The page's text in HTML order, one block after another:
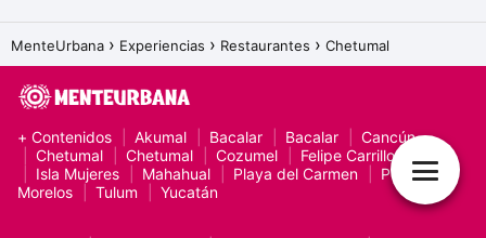
MenteUrbana Experiencias Restaurantes Chetumal
+ Contenidos Akumal Bacalar Bacalar
Cancún
Chetumal
Chetumal Cozumel
Felipe Carrillo Puerto
Isla Mujeres
Mahahual Playa del Carmen
Puerto
Morelos
Tulum Yucatán